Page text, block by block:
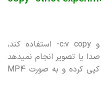
دستور بالا زمانیکه از c:a copy- و c:v copy- استفاده کند،
یا تصویر انجام نمیدهد
و خیلی ساده محتوای مورد نظر را کپی کرده و به صورت MP4